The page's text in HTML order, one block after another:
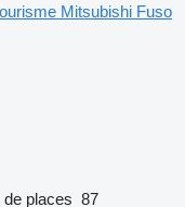
Mitsubishi Fuso
places 87